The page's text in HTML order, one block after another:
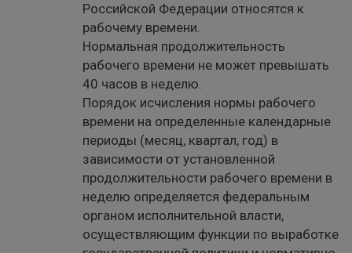
Российской Федерации относятся к
рабочему времени.
Нормальная продолжительность
рабочего времени не может превышать
40 часов в неделю.
Порядок исчисления нормы рабочего
времени на определенные календарные
периоды (месяц, квартал, год) в
зависимости от установленной
продолжительности рабочего времени в
неделю определяется федеральным
органом исполнительной власти,
осуществляющим функции по выработке